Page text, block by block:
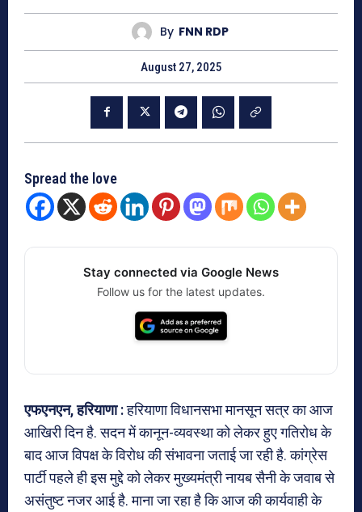
By FNN RDP
August 27, 2025
Spread the love
Stay connected via Google News
Follow us for the latest updates.
एफएनएन, हरियाणा :हरियाणा विधानसभा मानसून सत्र का आज
आखिरी दिन है. सदन में कानून-व्यवस्था को लेकर हुए गतिरोध के
बाद आज विपक्ष के विरोध की संभावना जताई जा रही है. कांग्रेस
पार्टी पहले ही इस मुद्दे को लेकर मुख्यमंत्री नायब सैनी के जवाब से
असंतुष्ट नजर आई है. माना जा रहा है कि आज की कार्यवाही के